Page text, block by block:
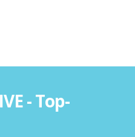
- Top-